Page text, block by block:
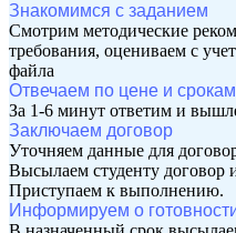
Знакомимся с заданием
Смотрим методические
требования, оцениваем с
файла
Отвечаем по цене и срокам
За 1-6 минут ответим и
Заключаем договор
Уточняем данные для
Высылаем студенту договор
Приступаем к выполнению.
Информируем о